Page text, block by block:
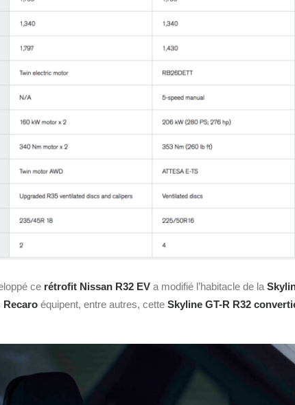
ce rétrofit Nissan R32 EV a modifié l’habitacle de la
Recaro équipent, entre autres, cette Skyline GT-R R32